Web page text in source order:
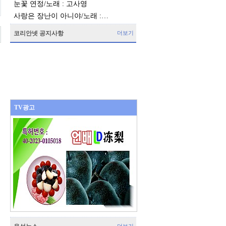
눈꽃 연정/노래 : 고사영
사랑은 장난이 아니야/노래 :…
코리안넷 공지사항 더보기
TV광고